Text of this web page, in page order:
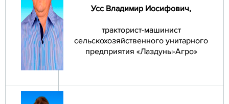
Усс Владимир Иосифович,
тракторист-машинист
сельскохозяйственного унитарного
предприятия «Лаздуны-Агро»